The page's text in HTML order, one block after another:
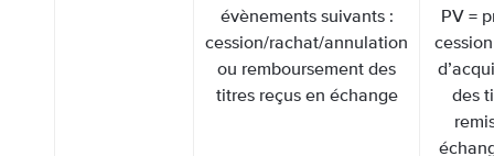
évènements suivants :
cession/rachat/annulation
ou remboursement des
titres reçus en échange
PV =
des